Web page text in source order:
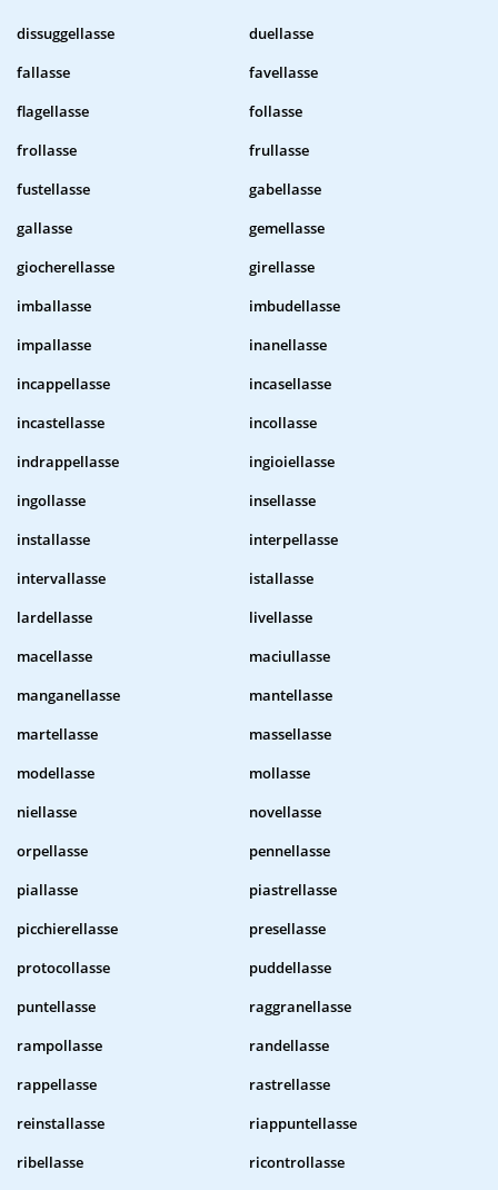
dissuggellasse
duellasse
fallasse
favellasse
flagellasse
follasse
frollasse
frullasse
fustellasse
gabellasse
gallasse
gemellasse
giocherellasse
girellasse
imballasse
imbudellasse
impallasse
inanellasse
incappellasse
incasellasse
incastellasse
incollasse
indrappellasse
ingioiellasse
ingollasse
insellasse
installasse
interpellasse
intervallasse
istallasse
lardellasse
livellasse
macellasse
maciullasse
manganellasse
mantellasse
martellasse
massellasse
modellasse
mollasse
niellasse
novellasse
orpellasse
pennellasse
piallasse
piastrellasse
picchierellasse
presellasse
protocollasse
puddellasse
puntellasse
raggranellasse
rampollasse
randellasse
rappellasse
rastrellasse
reinstallasse
riappuntellasse
ribellasse
ricontrollasse